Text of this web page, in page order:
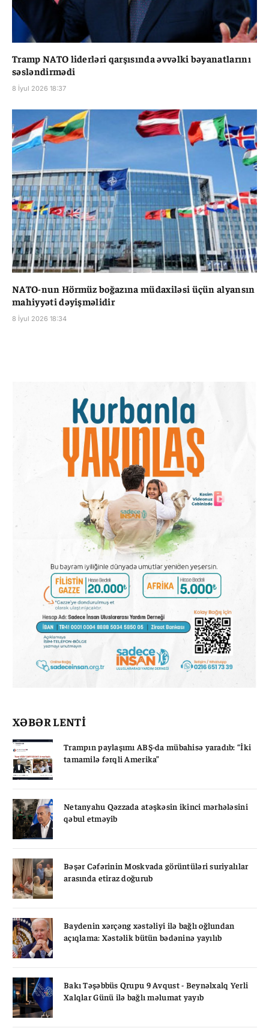
Tramp NATO liderləri qarşısında əvvəlki bəyanatlarını
səsləndirmədi
8 İyul 2026 18:37
NATO-nun Hörmüz boğazına müdaxiləsi üçün alyansın
mahiyyəti dəyişməlidir
8 İyul 2026 18:34
XƏBƏR LENTİ
Trampın paylaşımı ABŞ-da mübahisə yaradıb: “İki
tamamilə fərqli Amerika”
Netanyahu Qəzzada atəşkəsin ikinci mərhələsini
qəbul etməyib
Bəşər Cəfərinin Moskvada görüntüləri suriyalılar
arasında etiraz doğurub
Baydenin xərçəng xəstəliyi ilə bağlı oğlundan
açıqlama: Xəstəlik bütün bədəninə yayılıb
Bakı Təşəbbüs Qrupu 9 Avqust - Beynəlxalq Yerli
Xalqlar Günü ilə bağlı məlumat yayıb